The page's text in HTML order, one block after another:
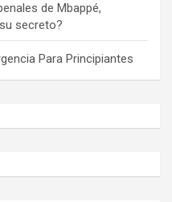
de Mbappé,
secreto?
Para Principiantes